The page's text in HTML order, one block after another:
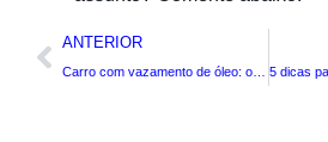
ANTERIOR